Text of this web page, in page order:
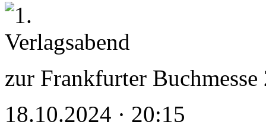
zur Frankfurter Buchmesse
18.10.2024 · 20:15